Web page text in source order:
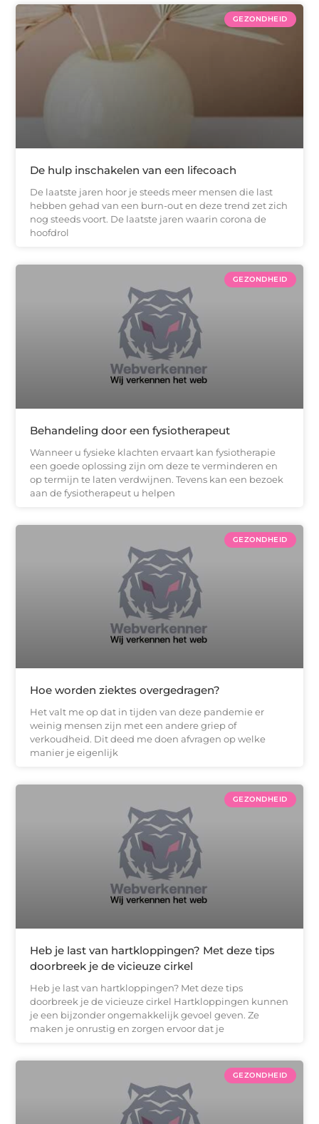
GEZONDHEID
De hulp inschakelen van een lifecoach
De laatste jaren hoor je steeds meer mensen die last
hebben gehad van een burn-out en deze trend zet zich
nog steeds voort. De laatste jaren waarin corona de
hoofdrol
GEZONDHEID
Behandeling door een fysiotherapeut
Wanneer u fysieke klachten ervaart kan fysiotherapie
een goede oplossing zijn om deze te verminderen en
op termijn te laten verdwijnen. Tevens kan een bezoek
aan de fysiotherapeut u helpen
GEZONDHEID
Hoe worden ziektes overgedragen?
Het valt me op dat in tijden van deze pandemie er
weinig mensen zijn met een andere griep of
verkoudheid. Dit deed me doen afvragen op welke
manier je eigenlijk
GEZONDHEID
Heb je last van hartkloppingen? Met deze tips
doorbreek je de vicieuze cirkel
Heb je last van hartkloppingen? Met deze tips
doorbreek je de vicieuze cirkel Hartkloppingen kunnen
je een bijzonder ongemakkelijk gevoel geven. Ze
maken je onrustig en zorgen ervoor dat je
GEZONDHEID